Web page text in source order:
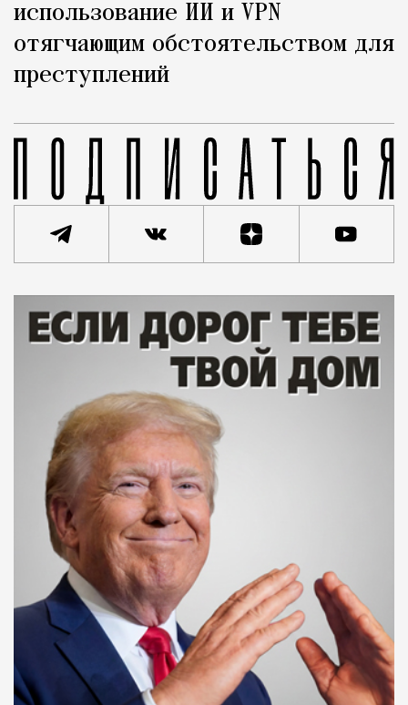
использование ИИ и VPN
отягчающим обстоятельством для
преступлений